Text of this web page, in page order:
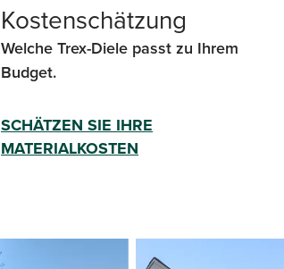
Kostenschätzung
Welche Trex-Diele passt zu Ihrem
Budget.
SCHÄTZEN SIE IHRE
MATERIALKOSTEN